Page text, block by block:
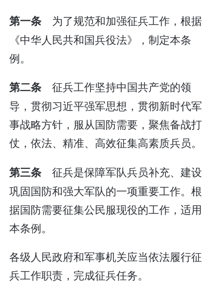
第一条 为了规范和加强征兵工作，根据
《中华人民共和国兵役法》，制定本条
例。
第二条 征兵工作坚持中国共产党的领
导，贯彻习近平强军思想，贯彻新时代军
事战略方针，服从国防需要，聚焦备战打
仗，依法、精准、高效征集高素质兵员。
第三条 征兵是保障军队兵员补充、建设
巩固国防和强大军队的一项重要工作。根
据国防需要征集公民服现役的工作，适用
本条例。
各级人民政府和军事机关应当依法履行征
兵工作职责，完成征兵任务。